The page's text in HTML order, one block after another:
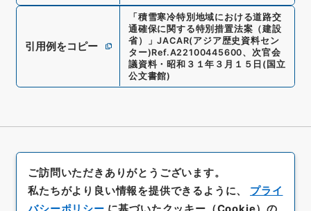
引用例をコピー
「積雪寒冷特別地域における道路交
通確保に関する特別措置法案（建設
省）
」JACAR(アジア歴史資料セン
ター)Ref.A22100445600、 次官会
議資料・昭和３１年３月１５日 (国立
公文書館)
ご訪問いただきありがとうございます。
私たちがより良い情報を提供できるように、 プライ